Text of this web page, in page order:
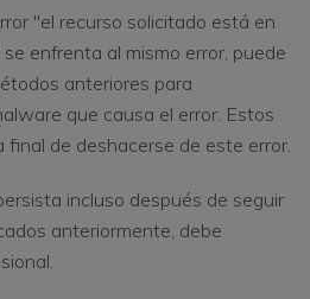
"el recurso solicitado está en
enfrenta al mismo error, puede
anteriores para
que causa el error. Estos
final de deshacerse de este error.
incluso después de seguir
anteriormente, debe